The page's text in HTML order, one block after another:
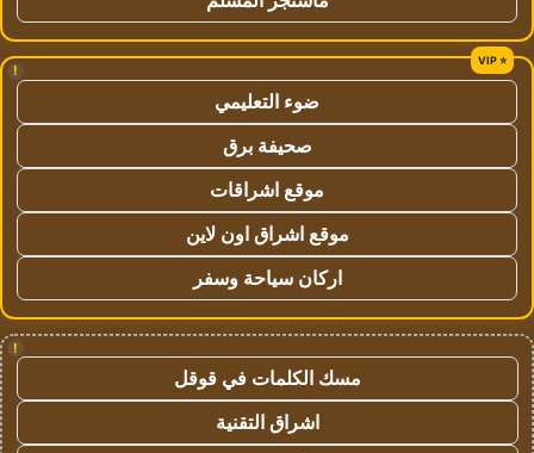
!
ضوء التعليمي
صحيفة برق
موقع اشراقات
موقع اشراق اون لاين
اركان سياحة وسفر
!
مسك الكلمات في قوقل
اشراق التقنية